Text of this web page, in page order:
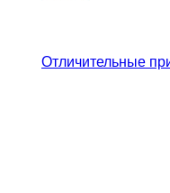
Отличительные